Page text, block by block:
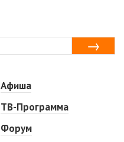
Афиша
ТВ-Программа
Форум